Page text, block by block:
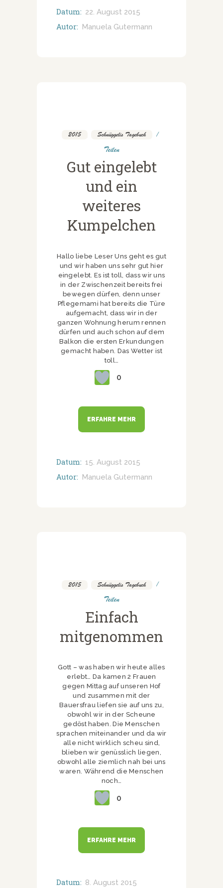
Datum: 22. August 2015
Autor: Manuela Gutermann
2015 Schnüggelis Tagebuch
Teilen
Gut eingelebt
und ein
weiteres
Kumpelchen
Hallo liebe Leser Uns geht es gut
und wir haben uns sehr gut hier
eingelebt. Es ist toll, dass wir uns
in der Zwischenzeit bereits frei
bewegen dürfen, denn unser
Pflegemami hat bereits die Türe
aufgemacht, dass wir in der
ganzen Wohnung herum rennen
dürfen und auch schon auf dem
Balkon die ersten Erkundungen
gemacht haben. Das Wetter ist
toll…
0
ERFAHRE MEHR
Datum: 15. August 2015
Autor: Manuela Gutermann
2015 Schnüggelis Tagebuch
Teilen
Einfach
mitgenommen
Gott – was haben wir heute alles
erlebt… Da kamen 2 Frauen
gegen Mittag auf unseren Hof
und zusammen mit der
Bauersfrau liefen sie auf uns zu,
obwohl wir in der Scheune
gedöst haben. Die Menschen
sprachen miteinander und da wir
alle nicht wirklich scheu sind,
blieben wir genüsslich liegen,
obwohl alle ziemlich nah bei uns
waren. Während die Menschen
noch…
0
ERFAHRE MEHR
Datum: 8. August 2015